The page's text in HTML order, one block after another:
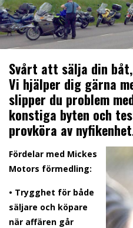
Svårt att sälja din
Vi hjälper dig gärna
slipper du problem
konstiga byten och
provköra av
Fördelar med Mickes
Motors förmedling:
• Trygghet för både
säljare och köpare
när affären går